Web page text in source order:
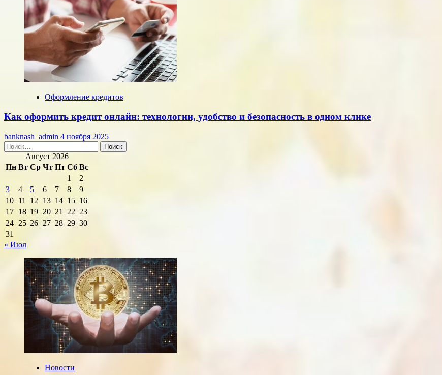
Оформление кредитов
Как оформить кредит онлайн: технологии, удобство и безопасность в одном клике
banknash_admin 4 ноября 2025
Найти:
Август 2026
Пн Вт Ср Чт Пт Сб Вс
1
2
3
4 5 6 7 8
9
10 11 12 13 14 15 16
17 18 19 20 21 22 23
24 25 26 27 28 29 30
31
« Июл
Новости